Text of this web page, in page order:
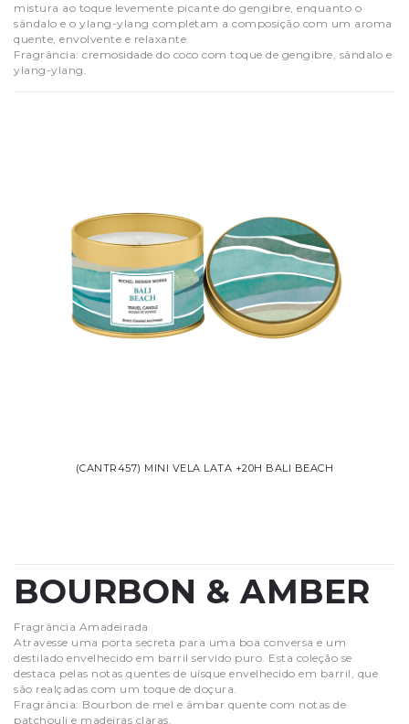
mistura ao toque levemente picante do gengibre, enquanto o
sândalo e o ylang-ylang completam a composição com um aroma
quente, envolvente e relaxante.
Fragrância: cremosidade do coco com toque de gengibre, sândalo e
ylang-ylang.
(CANTR457) MINI VELA LATA +20H BALI BEACH
BOURBON & AMBER
Fragrância Amadeirada
Atravesse uma porta secreta para uma boa conversa e um
destilado envelhecido em barril servido puro. Esta coleção se
destaca pelas notas quentes de uísque envelhecido em barril, que
são realçadas com um toque de doçura.
Fragrância: Bourbon de mel e âmbar quente com notas de
patchouli e madeiras claras.